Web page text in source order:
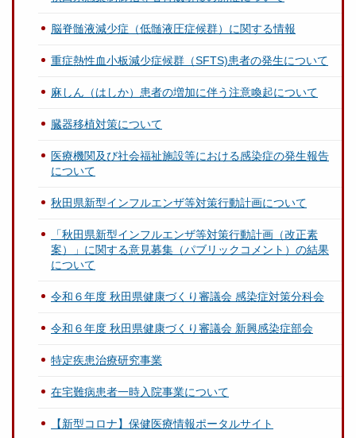
脳脊髄液減少症（低髄液圧症候群）に関する情報
重症熱性血小板減少症候群（SFTS)患者の発生について
麻しん（はしか）患者の増加に伴う注意喚起について
臓器移植対策について
医療機関及び社会福祉施設等における感染症の発生報告
について
秋田県新型インフルエンザ等対策行動計画について
「秋田県新型インフルエンザ等対策行動計画（改正素
案）」に関する意見募集（パブリックコメント）の結果
について
令和６年度 秋田県健康づくり審議会 感染症対策分科会
令和６年度 秋田県健康づくり審議会 新興感染症部会
特定疾患治療研究事業
在宅難病患者一時入院事業について
【新型コロナ】保健医療情報ポータルサイト